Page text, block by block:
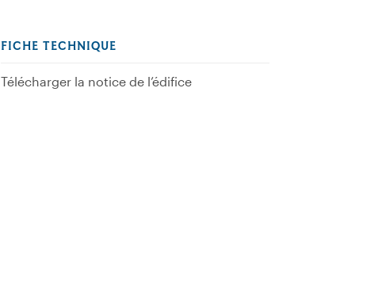
FICHE TECHNIQUE
Télécharger la notice de l’édifice